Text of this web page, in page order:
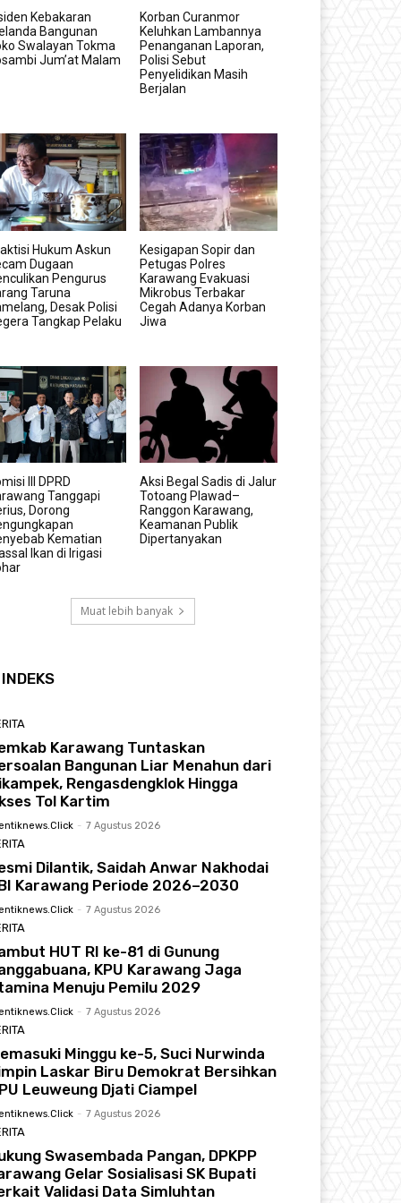
Kebakaran
Bangunan
Swalayan Tokma
Jum’at Malam
Korban Curanmor
Keluhkan Lambannya
Penanganan Laporan,
Polisi Sebut
Penyelidikan Masih
Berjalan
Hukum Askun
Dugaan
Pengurus
Taruna
Desak Polisi
Tangkap Pelaku
Kesigapan Sopir dan
Petugas Polres
Karawang Evakuasi
Mikrobus Terbakar
Cegah Adanya Korban
Jiwa
III DPRD
Tanggapi
Dorong
Kematian
Ikan di Irigasi
Aksi Begal Sadis di Jalur
Totoang Plawad–
Ranggon Karawang,
Keamanan Publik
Dipertanyakan
Muat lebih banyak
INDEKS
Karawang Tuntaskan
Bangunan Liar Menahun dari
Rengasdengklok Hingga
Tol Kartim
- 7 Agustus 2026
Dilantik, Saidah Anwar Nakhodai
Karawang Periode 2026–2030
- 7 Agustus 2026
HUT RI ke-81 di Gunung
KPU Karawang Jaga
Menuju Pemilu 2029
- 7 Agustus 2026
Minggu ke-5, Suci Nurwinda
Laskar Biru Demokrat Bersihkan
Leuweung Djati Ciampel
- 7 Agustus 2026
Swasembada Pangan, DPKPP
Gelar Sosialisasi SK Bupati
Validasi Data Simluhtan